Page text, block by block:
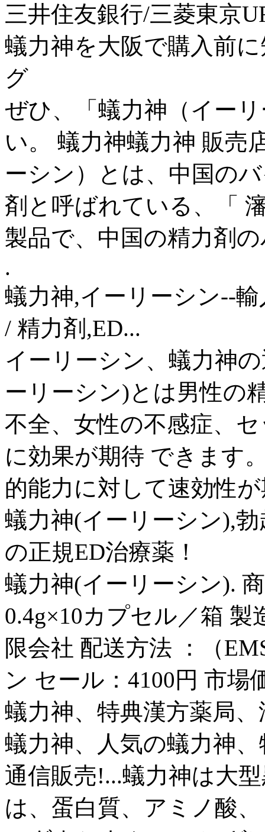
三井住友銀行/三菱東京
蟻力神を大阪で購入前
グ
ぜひ、「蟻力神（イー
い。 蟻力神蟻力神 販売
ーシン）とは、中国の
剤と呼ばれている、「
製品で、中国の精力剤
.
蟻力神,イーリーシン--
/ 精力剤,ED...
イーリーシン、蟻力神
ーリーシン)とは男性の
不全、女性の不感症、
に効果が期待 できます
的能力に対して速効性
蟻力神(イーリーシン),
の正規ED治療薬！
蟻力神(イーリーシン).
0.4g×10カプセル／箱
限会社 配送方法 ：（
ン セール：4100円 市場
蟻力神、特典漢方薬局
蟻力神、人気の蟻力神
通信販売!...蟻力神は大
は、蛋白質、アミノ酸